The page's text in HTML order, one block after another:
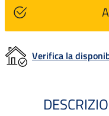
Verifica la